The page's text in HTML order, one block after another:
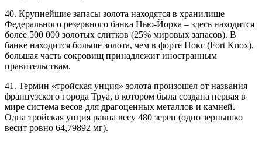
40. Крупнейшие запасы золота находятся в хранилище
Федерального резервного банка Нью-Йорка – здесь находится
более 500 000 золотых слитков (25% мировых запасов). В
банке находится больше золота, чем в форте Нокс (Fort Knox),
большая часть сокровищ принадлежит иностранным
правительствам.
41. Термин «тройская унция» золота произошел от названия
французского города Труа, в котором была создана первая в
мире система весов для драгоценных металлов и камней.
Одна тройская унция равна весу 480 зерен (одно зернышко
весит ровно 64,79892 мг).